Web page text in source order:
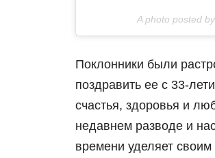
A photo posted
Поклонники были
поздравить ее с 33-
счастья, здоровья и
недавнем разводе и
времени уделяет